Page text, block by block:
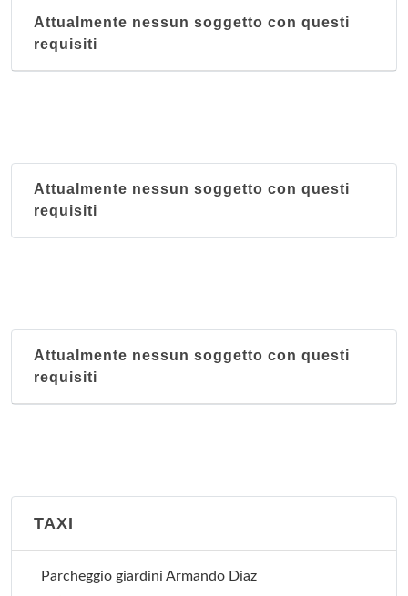
Attualmente nessun soggetto con questi
requisiti
Attualmente nessun soggetto con questi
requisiti
Attualmente nessun soggetto con questi
requisiti
TAXI
Parcheggio giardini Armando Diaz